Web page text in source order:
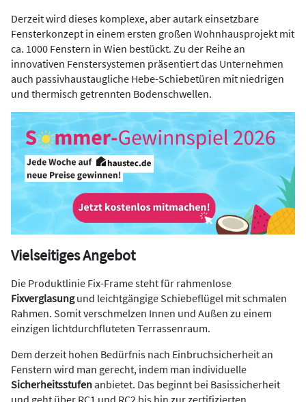
Derzeit wird dieses komplexe, aber autark einsetzbare
Fensterkonzept in einem ersten großen Wohnhausprojekt mit
ca. 1000 Fenstern in Wien bestückt. Zu der Reihe an
innovativen Fenstersystemen präsentiert das Unternehmen
auch passivhaustaugliche Hebe-Schiebetüren mit niedrigen
und thermisch getrennten Bodenschwellen.
Vielseitiges Angebot
Die Produktlinie Fix-Frame steht für rahmenlose
Fixverglasungund leichtgängige Schiebeflügel mit schmalen
Rahmen. Somit verschmelzen Innen und Außen zu einem
einzigen lichtdurchfluteten Terrassenraum.
Dem derzeit hohen Bedürfnis nach Einbruchsicherheit an
Fenstern wird man gerecht, indem man individuelle
Sicherheitsstufenanbietet. Das beginnt bei Basissicherheit